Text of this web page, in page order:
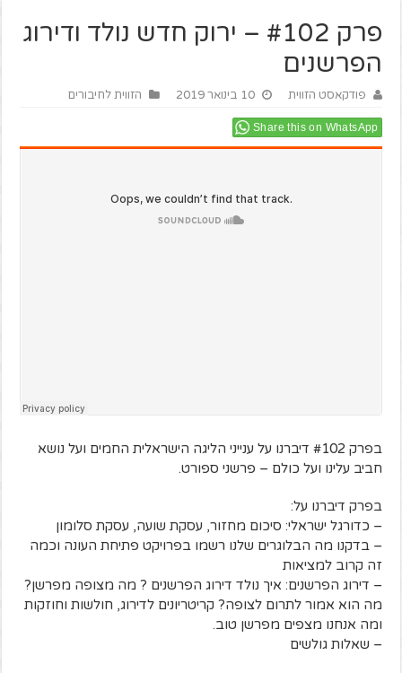
פרק #102 – ירוק חדש נולד ודירוג
הפרשנים
פודקאסט הזווית 10 בינואר 2019 הזווית לחיבורים
Share this on WhatsApp
בפרק #102 דיברנו על ענייני הליגה הישראלית החמים ועל נושא
חביב עלינו ועל כולם – פרשני ספורט.
בפרק דיברנו על:
– כדורגל ישראלי: סיכום מחזור, עסקת שועה, עסקת סלומון
– בדקנו מה הבלוגרים שלנו רשמו בפרויקט פתיחת העונה וכמה
זה קרוב למציאות
– דירוג הפרשנים: איך נולד דירוג הפרשנים ? מה מצופה מפרשן?
מה הוא אמור לתרום לצופה? קריטריונים לדירוג, חולשות וחוזקות
ומה אנחנו מצפים מפרשן טוב.
– שאלות גולשים